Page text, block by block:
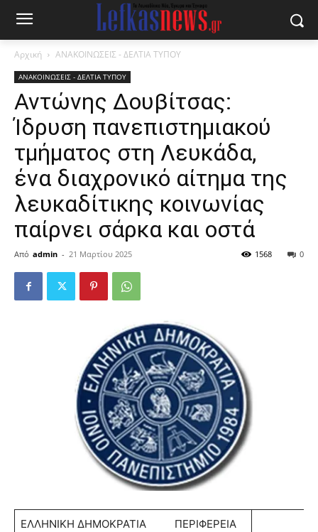
Αρχική ΑΝΑΚΟΙΝΩΣΕΙΣ - ΔΕΛΤΙΑ ΤΥΠΟΥ
ΑΝΑΚΟΙΝΩΣΕΙΣ - ΔΕΛΤΙΑ ΤΥΠΟΥ
Αντώνης Δουβίτσας:
Ίδρυση πανεπιστημιακού
τμήματος στη Λευκάδα,
ένα διαχρονικό αίτημα της
λευκαδίτικης κοινωνίας
παίρνει σάρκα και οστά
Από admin - 21 Μαρτίου 2025 0
1568
ΕΛΛΗΝΙΚΗ ΔΗΜΟΚΡΑΤΙΑ ΠΕΡΙΦΕΡΕΙΑ